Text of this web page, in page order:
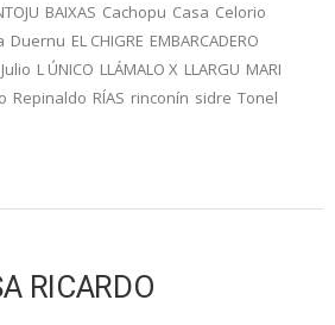
BAIXAS Cachopu Casa Celorio
Duernu EL CHIGRE EMBARCADERO
Julio L ÚNICO LLÁMALO X LLARGU MARI
Repinaldo RÍAS rinconín sidre Tonel
RICARDO